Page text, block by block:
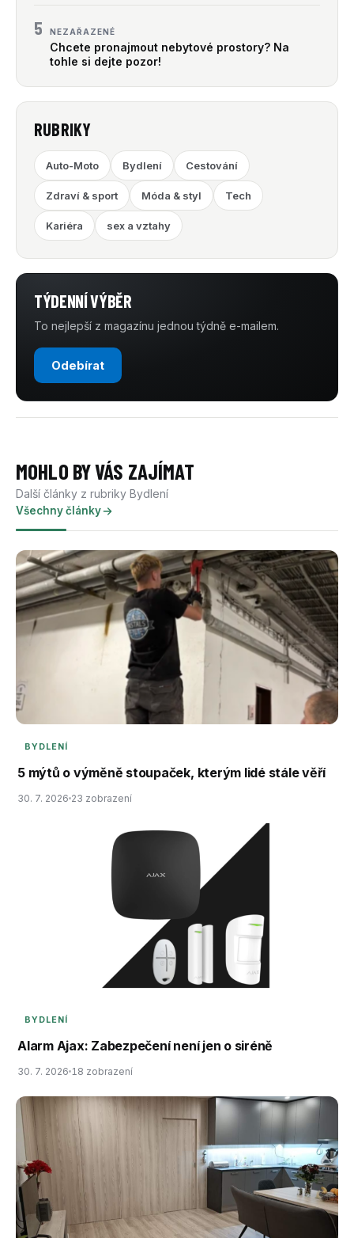
5 NEZAŘAZENÉ
Chcete pronajmout nebytové prostory? Na
tohle si dejte pozor!
RUBRIKY
Auto-Moto Bydlení Cestování
Zdraví & sport Móda & styl Tech
Kariéra sex a vztahy
TÝDENNÍ VÝBĚR
To nejlepší z magazínu jednou týdně e-mailem.
Odebírat
MOHLO BY VÁS ZAJÍMAT
Další články z rubriky Bydlení
Všechny články
BYDLENÍ
5 mýtů o výměně stoupaček, kterým lidé stále věří
30. 7. 2026 23 zobrazení
BYDLENÍ
Alarm Ajax: Zabezpečení není jen o siréně
30. 7. 2026 18 zobrazení